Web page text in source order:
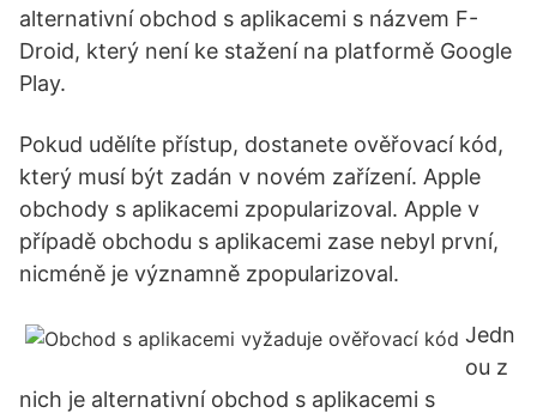
alternativní obchod s aplikacemi s názvem F-
Droid, který není ke stažení na platformě Google
Play.
Pokud udělíte přístup, dostanete ověřovací kód,
který musí být zadán v novém zařízení. Apple
obchody s aplikacemi zpopularizoval. Apple v
případě obchodu s aplikacemi zase nebyl první,
nicméně je významně zpopularizoval.
Jedn
ou z
nich je alternativní obchod s aplikacemi s